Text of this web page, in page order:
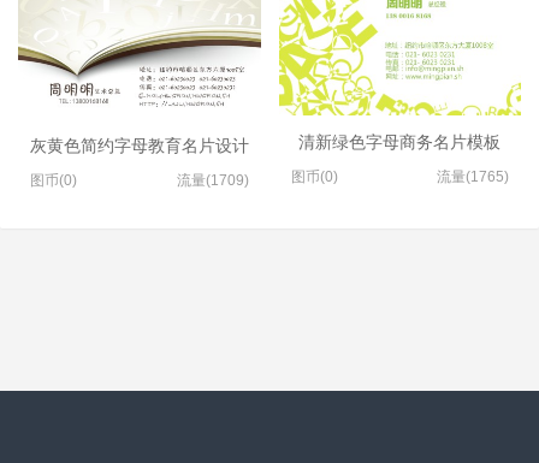
灰黄色简约字母教育名片设计
图币(0) 流量(1709)
清新绿色字母商务名片模板
图币(0) 流量(1765)